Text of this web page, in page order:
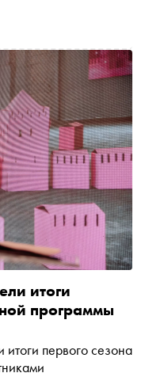
с командой
и художниках
итоги
программы
первого сезона